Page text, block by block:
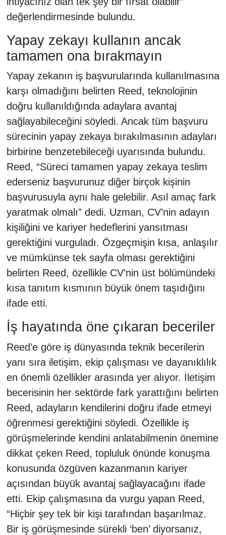
değerlendirmesinde bulundu.
Yapay zekayı kullanın ancak
tamamen ona bırakmayın
Yapay zekanın iş başvurularında kullanılmasına
karşı olmadığını belirten Reed, teknolojinin
doğru kullanıldığında adaylara avantaj
sağlayabileceğini söyledi. Ancak tüm başvuru
sürecinin yapay zekaya bırakılmasının adayları
birbirine benzetebileceği uyarısında bulundu.
Reed, “Süreci tamamen yapay zekaya teslim
ederseniz başvurunuz diğer birçok kişinin
başvurusuyla aynı hale gelebilir. Asıl amaç fark
yaratmak olmalı” dedi. Uzman, CV’nin adayın
kişiliğini ve kariyer hedeflerini yansıtması
gerektiğini vurguladı. Özgeçmişin kısa, anlaşılır
ve mümkünse tek sayfa olması gerektiğini
belirten Reed, özellikle CV’nin üst bölümündeki
kısa tanıtım kısmının büyük önem taşıdığını
ifade etti.
İş hayatında öne çıkaran beceriler
Reed’e göre iş dünyasında teknik becerilerin
yanı sıra iletişim, ekip çalışması ve dayanıklılık
en önemli özellikler arasında yer alıyor. İletişim
becerisinin her sektörde fark yarattığını belirten
Reed, adayların kendilerini doğru ifade etmeyi
öğrenmesi gerektiğini söyledi. Özellikle iş
görüşmelerinde kendini anlatabilmenin önemine
dikkat çeken Reed, topluluk önünde konuşma
konusunda özgüven kazanmanın kariyer
açısından büyük avantaj sağlayacağını ifade
etti. Ekip çalışmasına da vurgu yapan Reed,
“Hiçbir şey tek bir kişi tarafından başarılmaz.
Bir iş görüşmesinde sürekli ‘ben’ diyorsanız,